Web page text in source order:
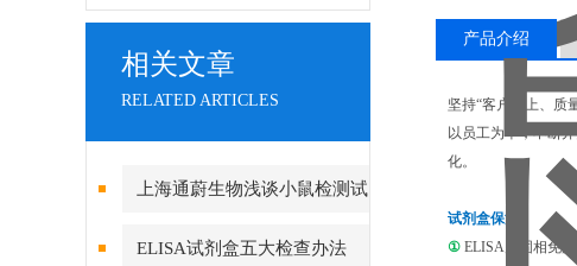
相关文章
RELATED ARTICLES
上海通蔚生物浅谈小鼠检测试
剂盒实验中的关键步骤有哪些
ELISA试剂盒五大检查办法
产品介绍
坚持“客户至上、质
以员工为本，不断
化。
试剂盒保温：
① ELISA属固相免